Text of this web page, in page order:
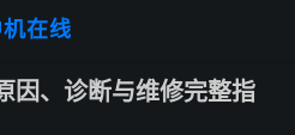
在线
因、诊断与维修完整指